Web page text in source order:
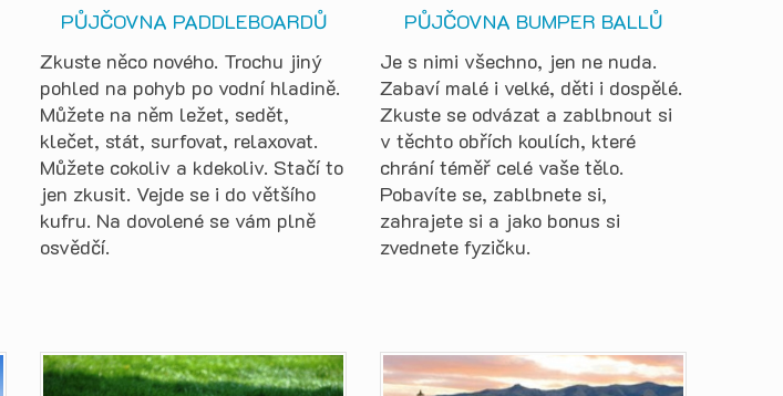
PŮJČOVNA PADDLEBOARDŮ
Zkuste něco nového. Trochu jiný
pohled na pohyb po vodní hladině.
Můžete na něm ležet, sedět,
klečet, stát, surfovat, relaxovat.
Můžete cokoliv a kdekoliv. Stačí to
jen zkusit. Vejde se i do většího
kufru. Na dovolené se vám plně
osvědčí.
PŮJČOVNA BUMPER BALLŮ
Je s nimi všechno, jen ne nuda.
Zabaví malé i velké, děti i dospělé.
Zkuste se odvázat a zablbnout si
v těchto obřích koulích, které
chrání téměř celé vaše tělo.
Pobavíte se, zablbnete si,
zahrajete si a jako bonus si
zvednete fyzičku.